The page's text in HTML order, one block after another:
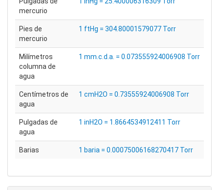
mercurio
Pies de
mercurio
1 ftHg = 304.80001579077 Torr
Milímetros
columna de
agua
1 mm.c.d.a. = 0.073555924006908 Torr
Centímetros de
agua
1 cmH2O = 0.73555924006908 Torr
Pulgadas de
agua
1 inH2O = 1.8664534912411 Torr
Barias 1 baria = 0.00075006168270417 Torr